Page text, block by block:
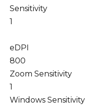
Sensitivity
1
eDPI
800
Zoom Sensitivity
1
Windows Sensitivity